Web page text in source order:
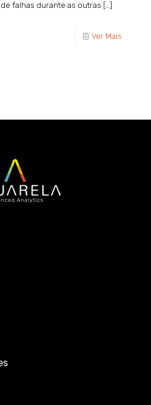
falhas durante as outras […]
Ver Mais